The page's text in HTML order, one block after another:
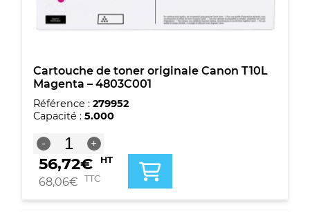
Cartouche de toner originale Canon T10L
Magenta – 4803C001
Référence : 279952
Capacité : 5.000
-
quantité
de
Cartouche
de
toner
originale
+
56,72€ HT
68,06€ TTC